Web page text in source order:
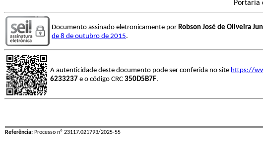
Portaria
Documento assinado eletronicamente por Robson José de Oliveira
de 8 de outubro de 2015.
A autenticidade deste documento pode ser conferida no site https://
6233237 e o código CRC 350D5B7F.
Referência: Processo nº 23117.021793/2025-55